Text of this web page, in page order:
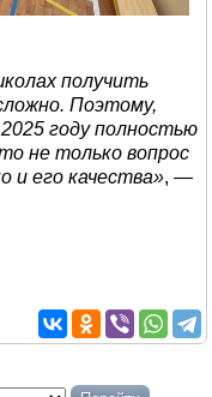
получить
Поэтому,
году полностью
не только вопрос
и его качества», —